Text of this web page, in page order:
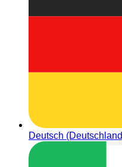
Deutsch